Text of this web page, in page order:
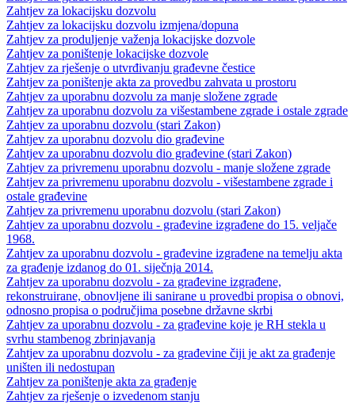
Zahtjev za lokacijsku dozvolu
Zahtjev za lokacijsku dozvolu izmjena/dopuna
Zahtjev za produljenje važenja lokacijske dozvole
Zahtjev za poništenje lokacijske dozvole
Zahtjev za rješenje o utvrđivanju građevne čestice
Zahtjev za poništenje akta za provedbu zahvata u prostoru
Zahtjev za uporabnu dozvolu za manje složene zgrade
Zahtjev za uporabnu dozvolu za višestambene zgrade i ostale zgrade
Zahtjev za uporabnu dozvolu (stari Zakon)
Zahtjev za uporabnu dozvolu dio građevine
Zahtjev za uporabnu dozvolu dio građevine (stari Zakon)
Zahtjev za privremenu uporabnu dozvolu - manje složene zgrade
Zahtjev za privremenu uporabnu dozvolu - višestambene zgrade i
ostale građevine
Zahtjev za privremenu uporabnu dozvolu (stari Zakon)
Zahtjev za uporabnu dozvolu - građevine izgrađene do 15. veljače
1968.
Zahtjev za uporabnu dozvolu - građevine izgrađene na temelju akta
za građenje izdanog do 01. siječnja 2014.
Zahtjev za uporabnu dozvolu - za građevine izgrađene,
rekonstruirane, obnovljene ili sanirane u provedbi propisa o obnovi,
odnosno propisa o područjima posebne državne skrbi
Zahtjev za uporabnu dozvolu - za građevine koje je RH stekla u
svrhu stambenog zbrinjavanja
Zahtjev za uporabnu dozvolu - za građevine čiji je akt za građenje
uništen ili nedostupan
Zahtjev za poništenje akta za građenje
Zahtjev za rješenje o izvedenom stanju